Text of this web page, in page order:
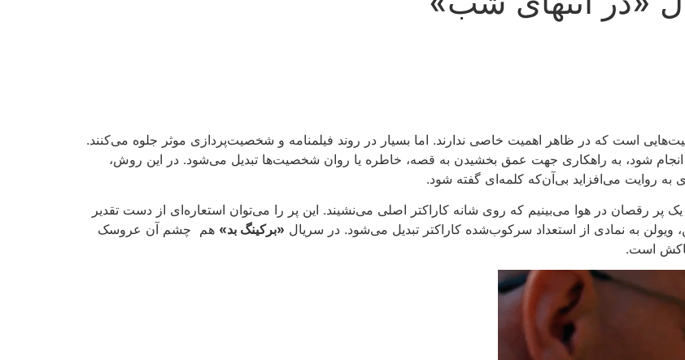
است که در ظاهر اهمیت خاصی ندارند. اما بسیار در روند فیلمنامه و شخصیت‌پردازی موثر جلوه می‌کنند.
انجام شود، به راهکاری جهت عمق بخشیدن به قصه، خاطره یا روان شخصیت‌ها تبدیل می‌شود. در این روش،
به روایت می‌افزاید بی‌آن‌که کلمه‌ای گفته شود.
پر رقصان در هوا می‌بینیم که روی شانه کاراکتر اصلی می‌نشیند. این پر را می‌توان استعاره‌ای از دست تقدیر
ویولن به‌ نمادی از استعداد سرکوب‌شده کاراکتر تبدیل می‌شود. در سریال «برکینگ بد» هم چشم آن عروسک
است.